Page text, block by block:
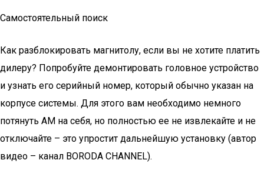
Самостоятельный поиск
Как разблокировать магнитолу, если вы не хотите платить
дилеру? Попробуйте демонтировать головное устройство
и узнать его серийный номер, который обычно указан на
корпусе системы. Для этого вам необходимо немного
потянуть АМ на себя, но полностью ее не извлекайте и не
отключайте – это упростит дальнейшую установку (автор
видео – канал BORODA CHANNEL).